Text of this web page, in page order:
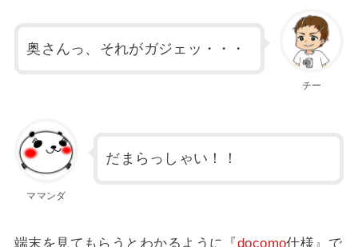
チー
奥さんっ、それがガジェッ・・・
ママンダ
だまらっしゃい！！
端末を見てもらうとわかるように『docomo仕様』で